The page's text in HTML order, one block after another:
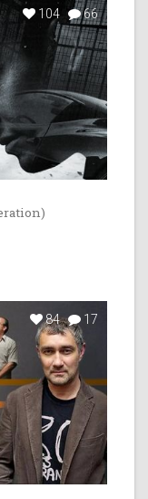
104 66
84 17